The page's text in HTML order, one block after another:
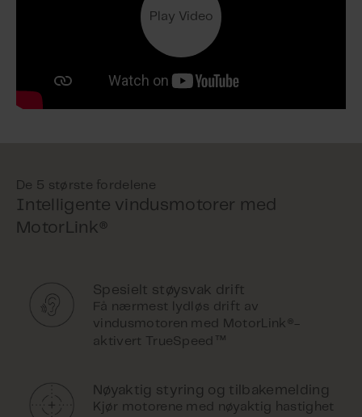
Play Video
De 5 største fordelene
Intelligente vindusmotorer med
MotorLink®
Spesielt støysvak drift
Få nærmest lydløs drift av
vindusmotoren med MotorLink®-
aktivert TrueSpeed ™
Nøyaktig styring og tilbakemelding
Kjør motorene med nøyaktig hastighet